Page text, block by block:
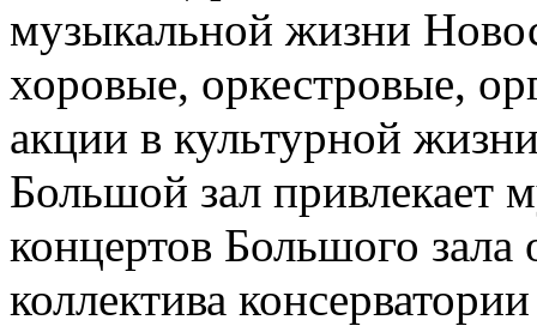
музыкальной жизни
хоровые, оркестровые,
акции в культурной
Большой зал привлекает
концертов Большого
коллектива